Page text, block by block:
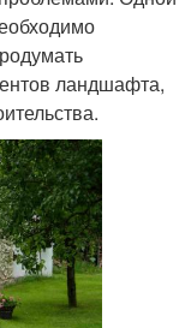
ландшафта,